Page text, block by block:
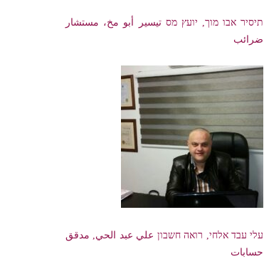
תיסיר אבו מוך, יועץ מס تيسير أبو مخ، مستشار
ضرائب
עלי עבד אלחי, רואה חשבון علي عبد الحي, مدقق
حسابات